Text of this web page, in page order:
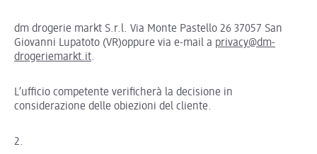
dm drogerie markt S.r.l. Via Monte Pastello 26 37057 San
Giovanni Lupatoto (VR)oppure via e-mail a privacy@dm-
drogeriemarkt.it.
L’ufficio competente verificherà la decisione in
considerazione delle obiezioni del cliente.
2.